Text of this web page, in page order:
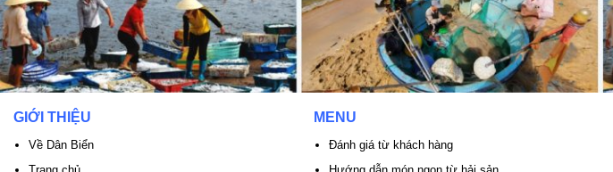
GIỚI THIỆU
Về Dân Biển
MENU
Đánh giá từ khách hàng